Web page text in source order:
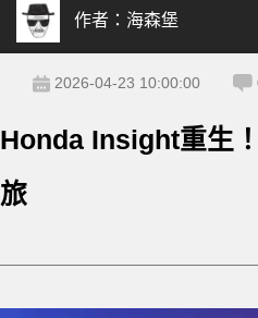
作者： 海森堡
2026-04-23 10:00:00
Honda Insight重生
旅